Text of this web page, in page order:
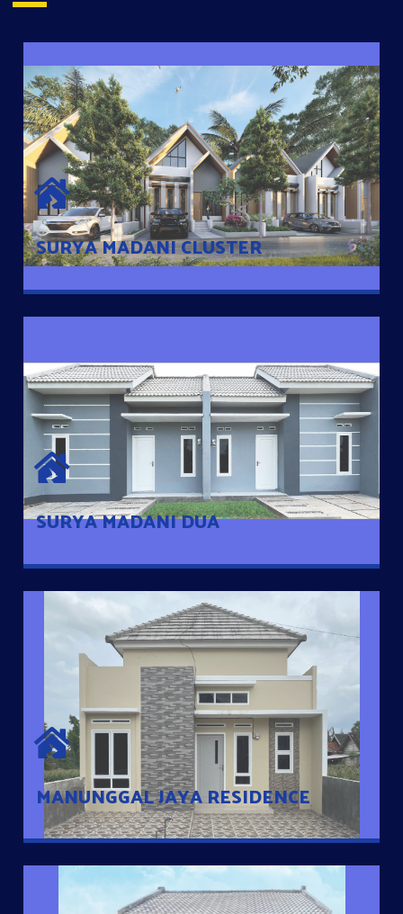
SURYA MADANI CLUSTER
SURYA MADANI CLUSTER
Desain Modern Minimalis dengan Konsep Rumah Pintar
Sehingga Memudahkan Penghuni mengakses rumahnya
dengan Ponsel
SURYA MADANI DUA
SURYA MADANI DUA
Satu-satunya Hunian nyaman dengan harga subsidi hanya 100
jutaan dengan lokasi strategis di Tuban
MANUNGGAL JAYA RESIDENCE
MANUNGGAL JAYA RESIDENCE
Cluster Exclusive dengan one Gate System, terdapat taman
mini dan memiliki jarak 200m dari jalan nasional serta dekat
dengan pusat kota